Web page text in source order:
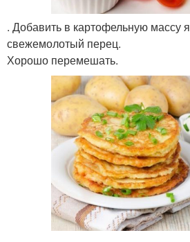
. Добавить в картофельную массу
свежемолотый перец.
Хорошо перемешать.